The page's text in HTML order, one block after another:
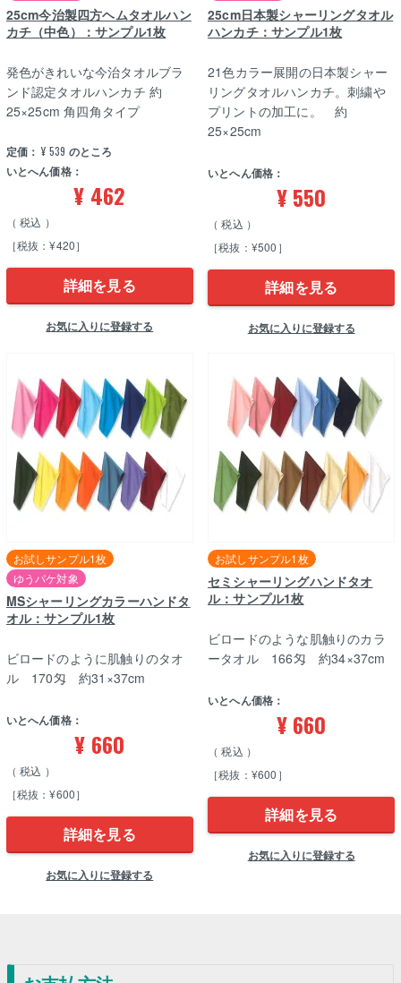
25cm今治製四方ヘムタオルハン
カチ（中色）：サンプル1枚
定価： ¥ 539 のところ
いとへん価格：
¥ 462
税込
［税抜：¥420］
発色がきれいな今治タオルブラ
ンド認定タオルハンカチ 約
25×25cm 角四角タイプ
詳細を見る
お気に入りに登録する
25cm日本製シャーリングタオル
ハンカチ：サンプル1枚
いとへん価格：
¥550
税込
［税抜：¥500］
21色カラー展開の日本製シャー
リングタオルハンカチ。刺繍や
プリントの加工に。 約
25×25cm
詳細を見る
お気に入りに登録する
MSシャーリングカラーハンドタ
オル：サンプル1枚
お試しサンプル1枚
ゆうパケ対象
いとへん価格：
¥ 660
税込
［税抜：¥600］
ビロードのように肌触りのタオ
ル 170匁 約31×37cm
詳細を見る
お気に入りに登録する
セミシャーリングハンドタオ
ル：サンプル1枚
お試しサンプル1枚
いとへん価格：
¥660
税込
［税抜：¥600］
ビロードのような肌触りのカラ
ータオル 166匁 約34×37cm
詳細を見る
お気に入りに登録する